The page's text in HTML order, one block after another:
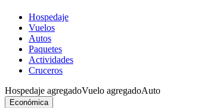
Hospedaje
Vuelos
Autos
Paquetes
Actividades
Cruceros
Hospedaje agregadoVuelo agregadoAuto
Económica